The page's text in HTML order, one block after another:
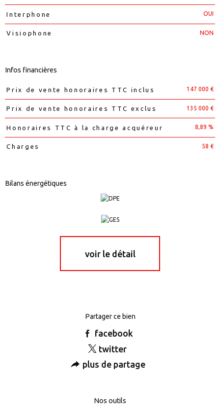
Interphone OUI
Visiophone NON
Infos financières
Caractéristiques Valeurs
Prix de vente honoraires TTC inclus 147 000 €
Prix de vente honoraires TTC exclus 135 000 €
Honoraires TTC à la charge acquéreur 8,89 %
Charges 58 €
Bilans énergétiques
voir le détail
Partager ce bien
facebook
twitter
plus de partage
Nos outils